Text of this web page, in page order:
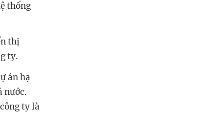
thống
thị
ty.
án hạ
nước.
công ty là